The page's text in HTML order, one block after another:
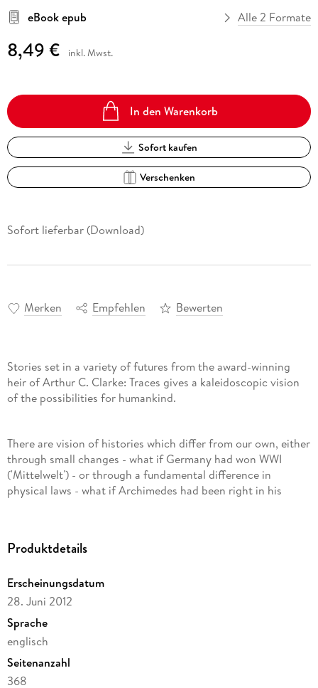
eBook epub
Alle 2 Formate
8,49 € inkl. Mwst.
In den Warenkorb
Sofort kaufen
Verschenken
Sofort lieferbar (Download)
Merken Empfehlen Bewerten
Stories set in a variety of futures from the award-winning
heir of Arthur C. Clarke: Traces gives a kaleidoscopic vision
of the possibilities for humankind.
There are vision of histories which differ from our own, either
through small changes - what if Germany had won WWI
('Mittelwelt') - or through a fundamental difference in
physical laws - what if Archimedes had been right in his
survive in a variety of bizarre environments ('Downstream',
'The Blood of Angels'), or, weakened and powerless, inhabit
Comet').
There are explorations of astonishing events of our own
Produktdetails
Erscheinungsdatum
28. Juni 2012
Sprache
englisch
Seitenanzahl
368